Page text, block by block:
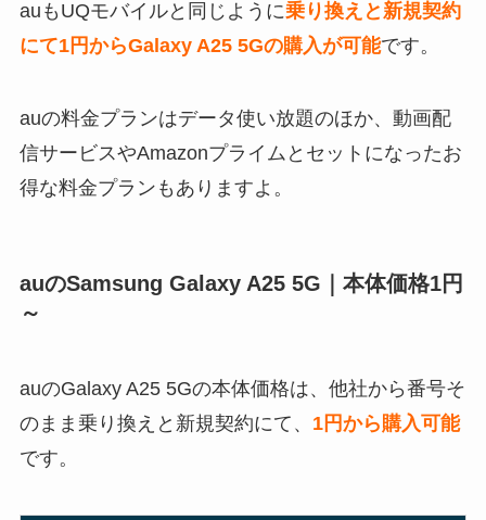
auもUQモバイルと同じように乗り換えと新規契約
にて1円からGalaxy A25 5Gの購入が可能です。
auの料金プランはデータ使い放題のほか、動画配
信サービスやAmazonプライムとセットになったお
得な料金プランもありますよ。
auのSamsung Galaxy A25 5G｜本体価格1円
～
auのGalaxy A25 5Gの本体価格は、他社から番号そ
のまま乗り換えと新規契約にて、 1円から購入可能
です。